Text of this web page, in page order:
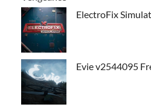
ElectroFix
Evie v2544095